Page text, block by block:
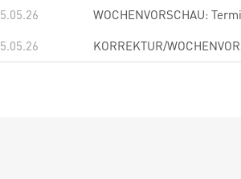
WOCHENVORSCHAU:
KORREKTUR/